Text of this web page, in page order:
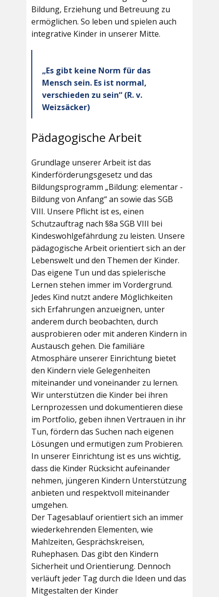
Bildung, Erziehung und Betreuung zu
ermöglichen. So leben und spielen auch
integrative Kinder in unserer Mitte.
„Es gibt keine Norm für das
Mensch sein. Es ist normal,
verschieden zu sein“ (R. v.
Weizsäcker)
Pädagogische Arbeit
Grundlage unserer Arbeit ist das
Kinderförderungsgesetz und das
Bildungsprogramm „Bildung: elementar -
Bildung von Anfang“ an sowie das SGB
VIII. Unsere Pflicht ist es, einen
Schutzauftrag nach §8a SGB VIII bei
Kindeswohlgefährdung zu leisten. Unsere
pädagogische Arbeit orientiert sich an der
Lebenswelt und den Themen der Kinder.
Das eigene Tun und das spielerische
Lernen stehen immer im Vordergrund.
Jedes Kind nutzt andere Möglichkeiten
sich Erfahrungen anzueignen, unter
anderem durch beobachten, durch
ausprobieren oder mit anderen Kindern in
Austausch gehen. Die familiäre
Atmosphäre unserer Einrichtung bietet
den Kindern viele Gelegenheiten
miteinander und voneinander zu lernen.
Wir unterstützen die Kinder bei ihren
Lernprozessen und dokumentieren diese
im Portfolio, geben ihnen Vertrauen in ihr
Tun, fördern das Suchen nach eigenen
Lösungen und ermutigen zum Probieren.
In unserer Einrichtung ist es uns wichtig,
dass die Kinder Rücksicht aufeinander
nehmen, jüngeren Kindern Unterstützung
anbieten und respektvoll miteinander
umgehen.
Der Tagesablauf orientiert sich an immer
wiederkehrenden Elementen, wie
Mahlzeiten, Gesprächskreisen,
Ruhephasen. Das gibt den Kindern
Sicherheit und Orientierung. Dennoch
verläuft jeder Tag durch die Ideen und das
Mitgestalten der Kinder